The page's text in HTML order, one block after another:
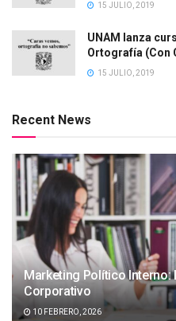
15 JULIO, 2019
UNAM lanza
Ortografía (Con
15 JULIO, 2019
Recent News
Marketing Político Interno:
Corporativo
10 FEBRERO, 2026